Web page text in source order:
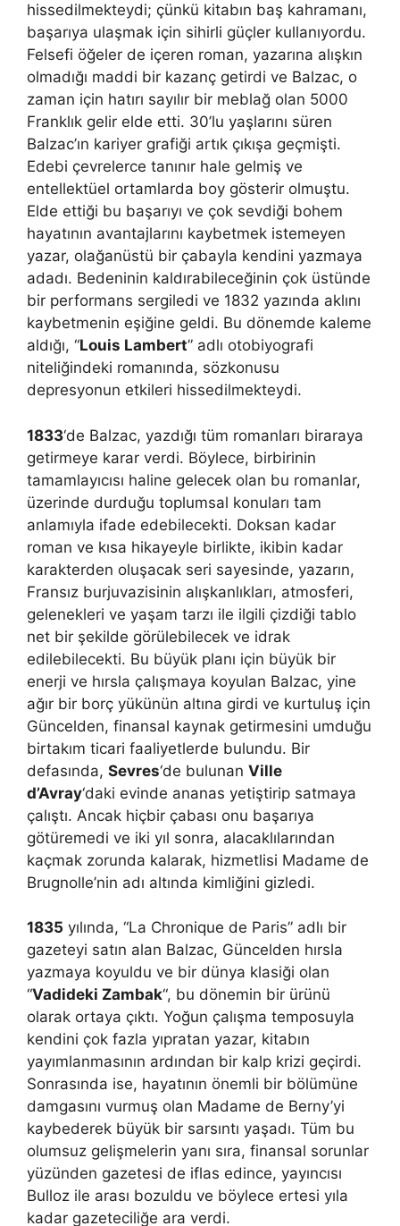
hissedilmekteydi; çünkü kitabın baş kahramanı,
başarıya ulaşmak için sihirli güçler kullanıyordu.
Felsefi öğeler de içeren roman, yazarına alışkın
olmadığı maddi bir kazanç getirdi ve Balzac, o
zaman için hatırı sayılır bir meblağ olan 5000
Franklık gelir elde etti. 30’lu yaşlarını süren
Balzac’ın kariyer grafiği artık çıkışa geçmişti.
Edebi çevrelerce tanınır hale gelmiş ve
entellektüel ortamlarda boy gösterir olmuştu.
Elde ettiği bu başarıyı ve çok sevdiği bohem
hayatının avantajlarını kaybetmek istemeyen
yazar, olağanüstü bir çabayla kendini yazmaya
adadı. Bedeninin kaldırabileceğinin çok üstünde
bir performans sergiledi ve 1832 yazında aklını
kaybetmenin eşiğine geldi. Bu dönemde kaleme
aldığı, “Louis Lambert” adlı otobiyografi
niteliğindeki romanında, sözkonusu
depresyonun etkileri hissedilmekteydi.
1833‘de Balzac, yazdığı tüm romanları biraraya
getirmeye karar verdi. Böylece, birbirinin
tamamlayıcısı haline gelecek olan bu romanlar,
üzerinde durduğu toplumsal konuları tam
anlamıyla ifade edebilecekti. Doksan kadar
roman ve kısa hikayeyle birlikte, ikibin kadar
karakterden oluşacak seri sayesinde, yazarın,
Fransız burjuvazisinin alışkanlıkları, atmosferi,
gelenekleri ve yaşam tarzı ile ilgili çizdiği tablo
net bir şekilde görülebilecek ve idrak
edilebilecekti. Bu büyük planı için büyük bir
enerji ve hırsla çalışmaya koyulan Balzac, yine
ağır bir borç yükünün altına girdi ve kurtuluş için
Güncelden, finansal kaynak getirmesini umduğu
birtakım ticari faaliyetlerde bulundu. Bir
defasında, Sevres‘de bulunan Ville
d’Avray‘daki evinde ananas yetiştirip satmaya
çalıştı. Ancak hiçbir çabası onu başarıya
götüremedi ve iki yıl sonra, alacaklılarından
kaçmak zorunda kalarak, hizmetlisi Madame de
Brugnolle’nin adı altında kimliğini gizledi.
1835 yılında, “La Chronique de Paris” adlı bir
gazeteyi satın alan Balzac, Güncelden hırsla
yazmaya koyuldu ve bir dünya klasiği olan
“Vadideki Zambak“, bu dönemin bir ürünü
olarak ortaya çıktı. Yoğun çalışma temposuyla
kendini çok fazla yıpratan yazar, kitabın
yayımlanmasının ardından bir kalp krizi geçirdi.
Sonrasında ise, hayatının önemli bir bölümüne
damgasını vurmuş olan Madame de Berny’yi
kaybederek büyük bir sarsıntı yaşadı. Tüm bu
olumsuz gelişmelerin yanı sıra, finansal sorunlar
yüzünden gazetesi de iflas edince, yayıncısı
Bulloz ile arası bozuldu ve böylece ertesi yıla
kadar gazeteciliğe ara verdi.